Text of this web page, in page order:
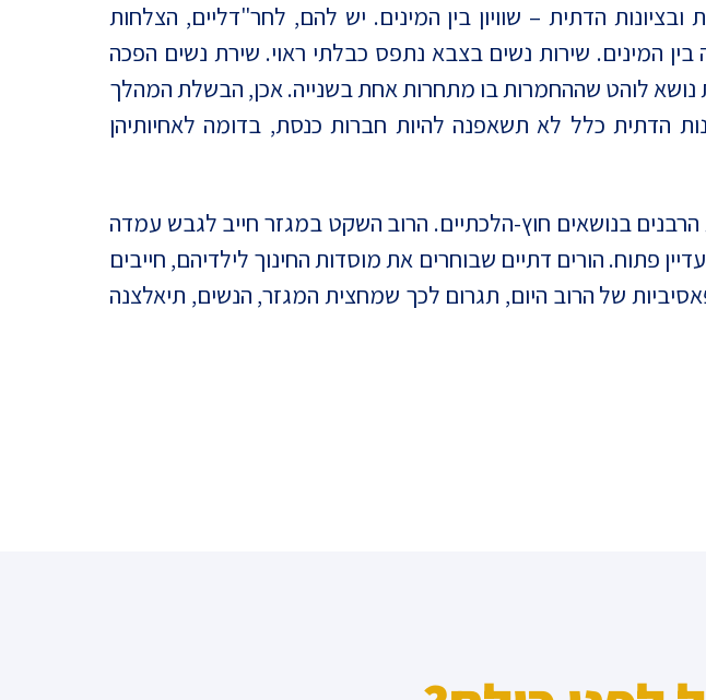
הדתית – שוויון בין המינים. יש להם, לחר"דליים, הצלחות
המינים. שירות נשים בצבא נתפס כבלתי ראוי. שירת נשים הפכה
נושא לוהט שההחמרות בו מתחרות אחת בשנייה. אכן, הבשלת המהלך
הדתית כלל לא תשאפנה להיות חברות כנסת, בדומה לאחיותיהן
בנושאים חוץ-הלכתיים. הרוב השקט במגזר חייב לגבש עמדה
פתוח. הורים דתיים שבוחרים את מוסדות החינוך לילדיהם, חייבים
של הרוב היום, תגרום לכך שמחצית המגזר, הנשים, תיאלצנה